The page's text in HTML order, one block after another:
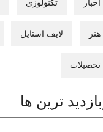
اخبار تکنولوژی
هنر لایف استایل
تحصیلات
ترین ها